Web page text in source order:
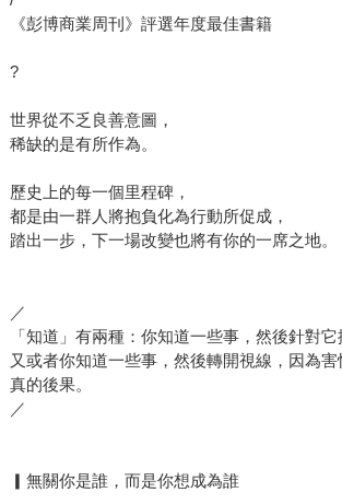
家凱斯．桑斯坦將這些先行者稱為「零號
人如果有兩個夥伴就會採取行動，以此類推
著另一個人，降低了行動門檻，革命就誕生
大的目標，最困難的往往不是改變社會，
不走世俗的路，選擇成為公益律師來推動社
主管因無意間看了紀錄片，投身公益而催生
時也是最大的瘧疾防治基金會等精彩故事，
你會被《抱負》提倡的「道德雄心」所感染
身運用你的天賦，透過行動去感染更多人
《彭博商業周刊》評選年度最佳書籍
?
世界從不乏良善意圖，
稀缺的是有所作為。
歷史上的每一個里程碑，
都是由一群人將抱負化為行動所促成，
踏出一步，下一場改變也將有你的一席之地。
／
「知道」有兩種：你知道一些事，然後針對它
又或者你知道一些事，然後轉開視線，因為
真的後果。
／
▎無關你是誰，而是你想成為誰